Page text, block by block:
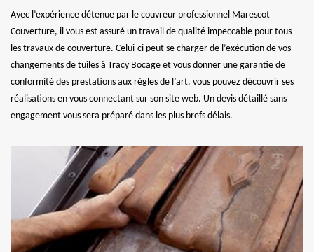
Avec l’expérience détenue par le couvreur professionnel Marescot
Couverture, il vous est assuré un travail de qualité impeccable pour tous
les travaux de couverture. Celui-ci peut se charger de l’exécution de vos
changements de tuiles à Tracy Bocage et vous donner une garantie de
conformité des prestations aux règles de l’art. vous pouvez découvrir ses
réalisations en vous connectant sur son site web. Un devis détaillé sans
engagement vous sera préparé dans les plus brefs délais.